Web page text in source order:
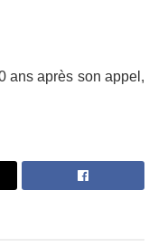
ans après son appel,